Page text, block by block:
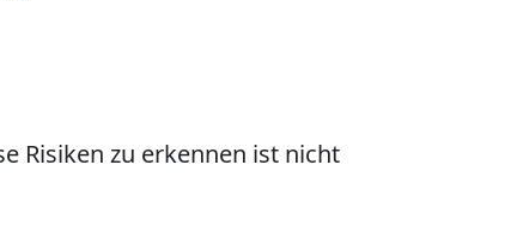
Risiken zu erkennen ist nicht